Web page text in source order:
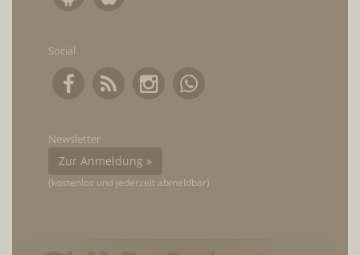
Social
Newsletter
Zur Anmeldung »
(kostenlos und jederzeit abmeldbar)